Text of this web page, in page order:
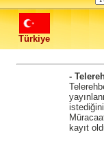
Türkiye
-
kayıt